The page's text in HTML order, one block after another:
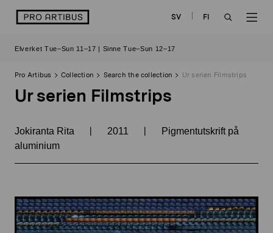
logo SV
FI
Elverket Tue–Sun 11–17 | Sinne Tue–Sun 12–17
Pro Artibus Collection Search the collection Ur serien Filmstrips
Ur serien Filmstrips
Jokiranta Rita | 2011 |
Pigmentutskrift på
aluminium